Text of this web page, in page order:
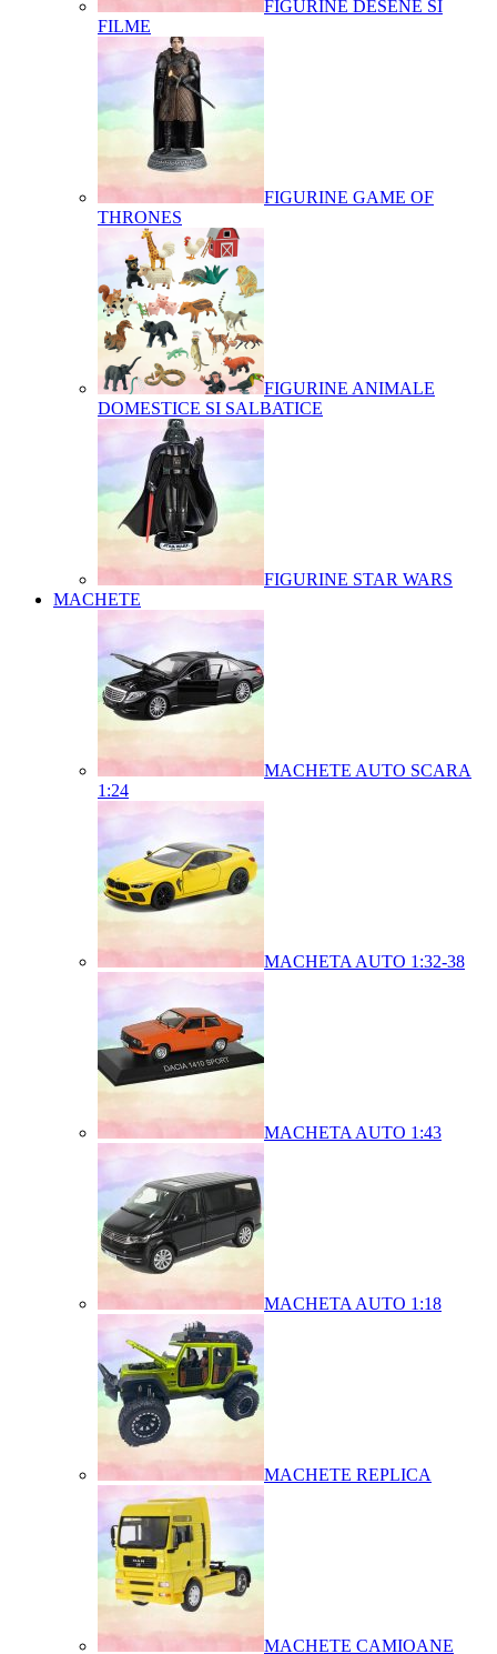
FIGURINE DESENE SI
FILME
FIGURINE GAME OF
THRONES
FIGURINE ANIMALE
DOMESTICE SI SALBATICE
FIGURINE STAR WARS
MACHETE
MACHETE AUTO SCARA
1:24
MACHETA AUTO 1:32-38
MACHETA AUTO 1:43
MACHETA AUTO 1:18
MACHETE REPLICA
MACHETE CAMIOANE